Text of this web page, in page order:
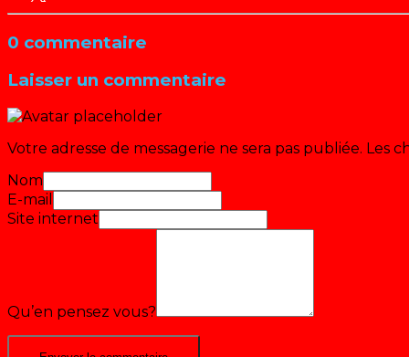
0 commentaire
Laisser un commentaire
Votre adresse de messagerie ne sera pas publiée. Les
Nom
E-mail
Site internet
Qu’en pensez vous?